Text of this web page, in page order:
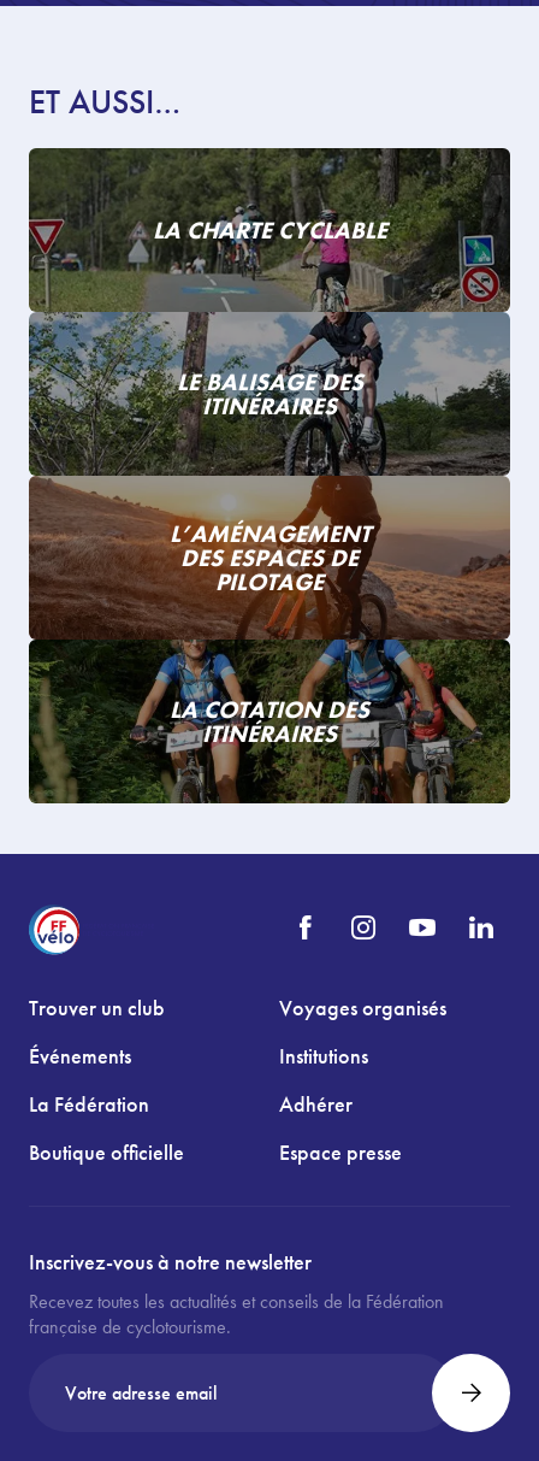
ET AUSSI…
LA CHARTE CYCLABLE
LE BALISAGE DES
ITINÉRAIRES
L’AMÉNAGEMENT
DES ESPACES DE
PILOTAGE
LA COTATION DES
ITINÉRAIRES
Trouver un club
Voyages organisés
Événements
Institutions
La Fédération
Adhérer
Boutique officielle
Espace presse
Inscrivez-vous à notre newsletter
Recevez toutes les actualités et conseils de la Fédération
française de cyclotourisme.